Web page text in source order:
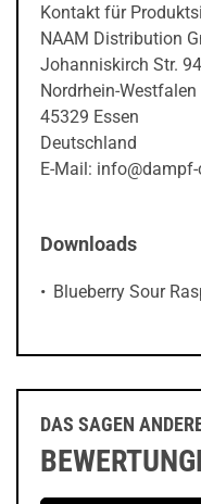
Kontakt für
NAAM Distribution
Johanniskirch Str. 94
Nordrhein-Westfalen
45329 Essen
Deutschland
E-Mail:
Downloads
Blueberry Sour
DAS SAGEN